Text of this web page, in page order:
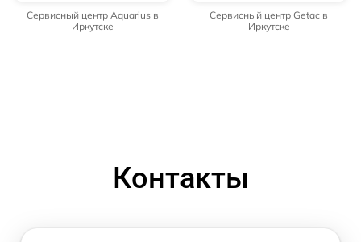
Сервисный центр Aquarius в
Иркутске
Сервисный центр Getac в
Иркутске
Контакты